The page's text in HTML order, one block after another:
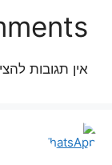
אין תגובות